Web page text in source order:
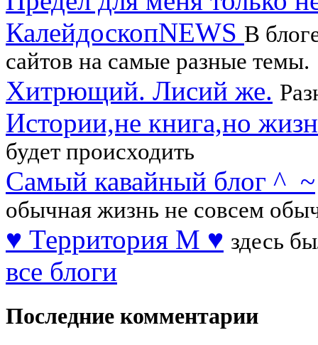
КалейдоскопNEWS В
сайтов на самые разные темы.
Хитрющий. Лисий же.
Истории,не книга,но
будет происходить
Самый кавайный блог ^_~
обычная жизнь не совсем
♥ Территория М ♥ здесь
все блоги
Последние комментарии